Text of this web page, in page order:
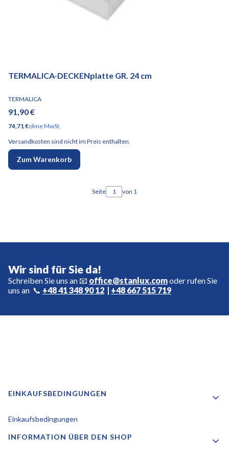
TERMALICA-DECKENplatte GR. 24 cm
HERSTELLER
TERMALICA
Preis
91,90 €
Preis
74,71 €ohne MwSt.
Versandkosten sind nicht im Preis enthalten.
Zum Warenkorb
Seite von 1
Wir sind für Sie da!
Schreiben Sie uns an 📧 office@stanlux.comoder rufen Sie
uns an 📞 +48 41 348 90 12 | +48 667 515 719
Fußzeilenmenü
EINKAUFSBEDINGUNGEN
Einkaufsbedingungen
INFORMATION ÜBER DEN SHOP